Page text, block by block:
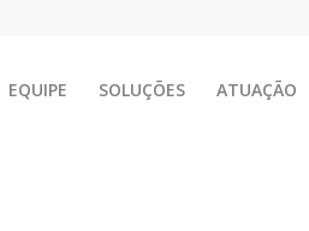
EQUIPE SOLUÇÕES ATUAÇÃO